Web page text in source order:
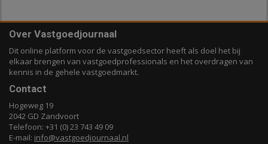
Over Vastgoedjournaal
Dit online platform voor de vastgoedsector heeft als doel het bij
elkaar brengen van vastgoedprofessionals en het overdragen van
kennis in de gehele vastgoedmarkt.
Contact
Hogeweg 19
2042 GD Zandvoort
Telefoon: +31 (0) 23 743 49 09
E-mail: info@vastgoedjournaal.nl